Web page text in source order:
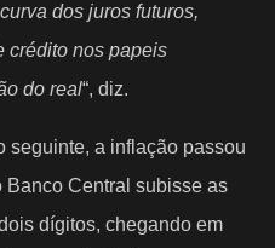
dos juros futuros,
crédito nos papeis
do real“, diz.
seguinte, a inflação passou
Banco Central subisse as
dígitos, chegando em